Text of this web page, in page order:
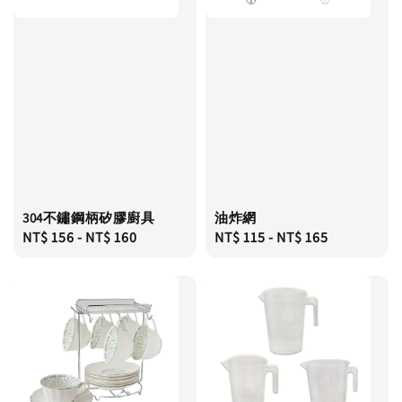
304不鏽鋼柄矽膠廚具
Regular
NT$ 156- NT$ 160
油炸網
Regular
NT$ 115- NT$ 165